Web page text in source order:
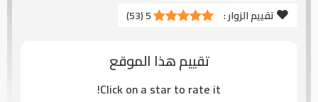
تقييم الزوار :
5
(
53
)
تقييم هذا الموقع
Click on a star to rate it!